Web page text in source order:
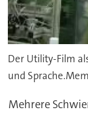
Der Utility-Film
und
Mehrere